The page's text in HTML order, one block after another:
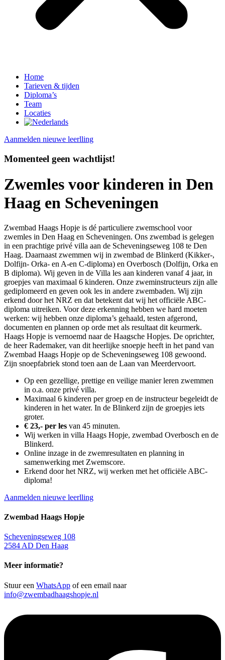
Home
Tarieven & tijden
Diploma’s
Team
Locaties
Aanmelden nieuwe leerlling
Momenteel geen wachtlijst!
Zwemles voor kinderen in Den
Haag en Scheveningen
Zwembad Haags Hopje is dé particuliere zwemschool voor
zwemles in Den Haag en Scheveningen. Ons zwembad is gelegen
in een prachtige privé villa aan de Scheveningseweg 108 te Den
Haag. Daarnaast zwemmen wij in zwembad de Blinkerd (Kikker-,
Dolfijn- Orka- en A-en C-diploma) en Overbosch (Dolfijn, Orka en
B diploma). Wij geven in de Villa les aan kinderen vanaf 4 jaar, in
groepjes van maximaal 6 kinderen. Onze zweminstructeurs zijn alle
gediplomeerd en geven ook les in andere zwembaden. Wij zijn
erkend door het NRZ en dat betekent dat wij het officiële ABC-
diploma uitreiken. Voor deze erkenning hebben we hard moeten
werken: wij hebben onze diploma’s gehaald, testen afgerond,
documenten en plannen op orde met als resultaat dit keurmerk.
Haags Hopje is vernoemd naar de Haagsche Hopjes. De oprichter,
de heer Rademaker, van dit heerlijke snoepje heeft in het pand van
Zwembad Haags Hopje op de Scheveningseweg 108 gewoond.
Zijn snoepfabriek stond toen aan de Laan van Meerdervoort.
Op een gezellige, prettige en veilige manier leren zwemmen
in o.a. onze privé villa.
Maximaal 6 kinderen per groep en de instructeur begeleidt de
kinderen in het water. In de Blinkerd zijn de groepjes iets
groter.
€ 23,- per les van 45 minuten.
Wij werken in villa Haags Hopje, zwembad Overbosch en de
Blinkerd.
Online inzage in de zwemresultaten en planning in
samenwerking met Zwemscore.
Erkend door het NRZ, wij werken met het officiële ABC-
diploma!
Aanmelden nieuwe leerlling
Zwembad Haags Hopje
Scheveningseweg 108
2584 AD Den Haag
Meer informatie?
Stuur een WhatsApp of een email naar
info@zwembadhaagshopje.nl